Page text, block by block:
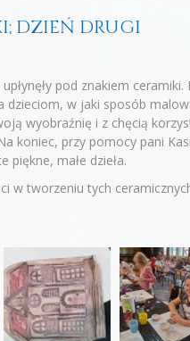
DZIEŃ DRUGI
pod znakiem ceramiki.
dzieciom, w jaki sposób
wyobraźnię i z chęcią
koniec, przy pomocy pani
małe dzieła.
w tworzeniu tych